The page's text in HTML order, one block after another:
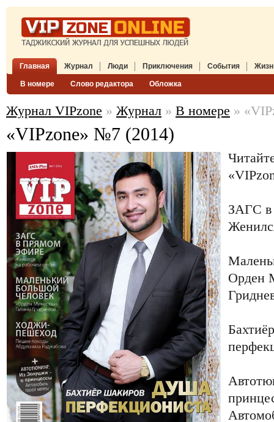
Главная Журнал
В номере Слово редактора Обложка
Люди Приключения События
Журнал VIPzone » Журнал » В номере »
«VIPzone» №7 (2014)
ЗАГС в
Орден